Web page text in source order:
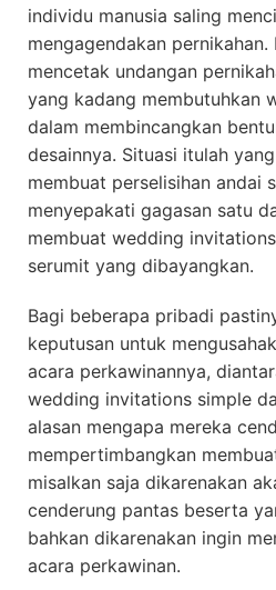
individu manusia saling
mengagendakan pernikahan.
mencetak undangan
yang kadang membutuhkan
dalam membincangkan
desainnya. Situasi itulah
membuat perselisihan andai
menyepakati gagasan satu
membuat wedding
serumit yang dibayangkan.
Bagi beberapa pribadi
keputusan untuk
acara perkawinannya,
wedding invitations simple
alasan mengapa mereka
mempertimbangkan
misalkan saja dikarenakan
cenderung pantas beserta
bahkan dikarenakan ingin
acara perkawinan.